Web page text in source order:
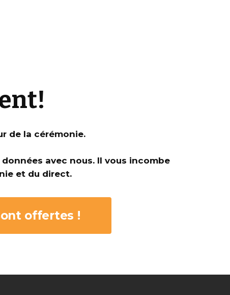
de la cérémonie.
avec nous. Il vous incombe
et du direct.
offertes !